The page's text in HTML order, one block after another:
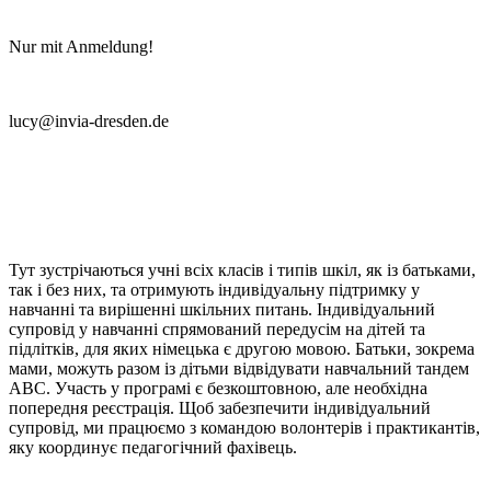
Nur mit Anmeldung!
lucy@invia-dresden.de
Тут зустрічаються учні всіх класів і типів шкіл, як із батьками,
так і без них, та отримують індивідуальну підтримку у
навчанні та вирішенні шкільних питань. Індивідуальний
супровід у навчанні спрямований передусім на дітей та
підлітків, для яких німецька є другою мовою. Батьки, зокрема
мами, можуть разом із дітьми відвідувати навчальний тандем
ABC. Участь у програмі є безкоштовною, але необхідна
попередня реєстрація. Щоб забезпечити індивідуальний
супровід, ми працюємо з командою волонтерів і практикантів,
яку координує педагогічний фахівець.